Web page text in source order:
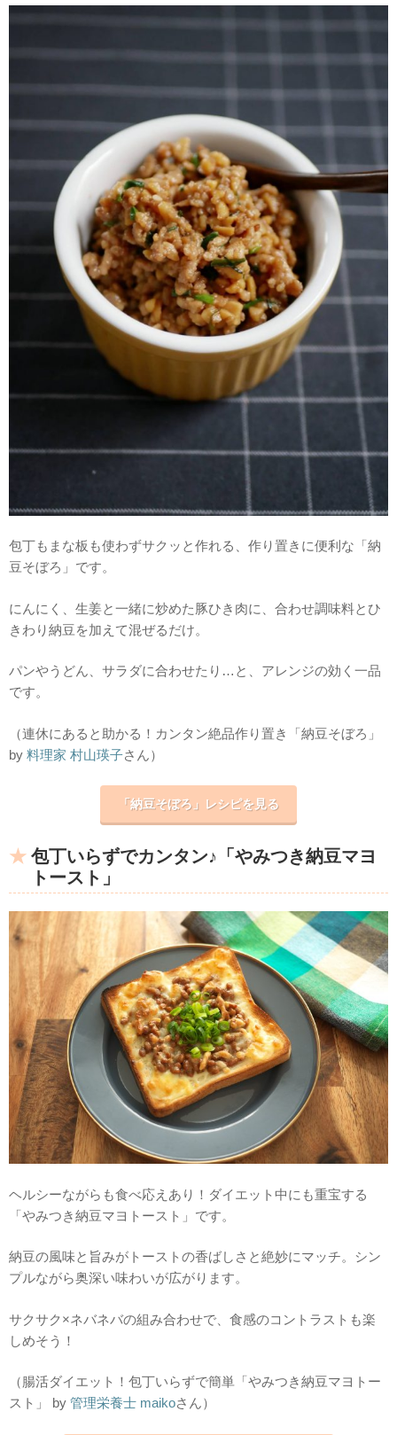
包丁もまな板も使わずサクッと作れる、作り置きに便利な「納
豆そぼろ」です。
にんにく、生姜と一緒に炒めた豚ひき肉に、合わせ調味料とひ
きわり納豆を加えて混ぜるだけ。
パンやうどん、サラダに合わせたり…と、アレンジの効く一品
です。
（連休にあると助かる！カンタン絶品作り置き「納豆そぼろ」
by 料理家 村山瑛子さん）
「納豆そぼろ」レシピを見る
包丁いらずでカンタン♪「やみつき納豆マヨ
トースト」
ヘルシーながらも食べ応えあり！ダイエット中にも重宝する
「やみつき納豆マヨトースト」です。
納豆の風味と旨みがトーストの香ばしさと絶妙にマッチ。シン
プルながら奥深い味わいが広がります。
サクサク×ネバネバの組み合わせで、食感のコントラストも楽
しめそう！
（腸活ダイエット！包丁いらずで簡単「やみつき納豆マヨトー
スト」 by 管理栄養士 maikoさん）